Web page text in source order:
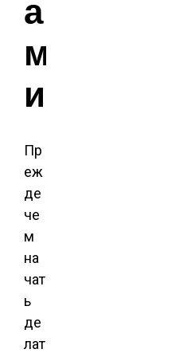
а
м
и
Пр
еж
де
че
м
на
чат
ь
де
лат